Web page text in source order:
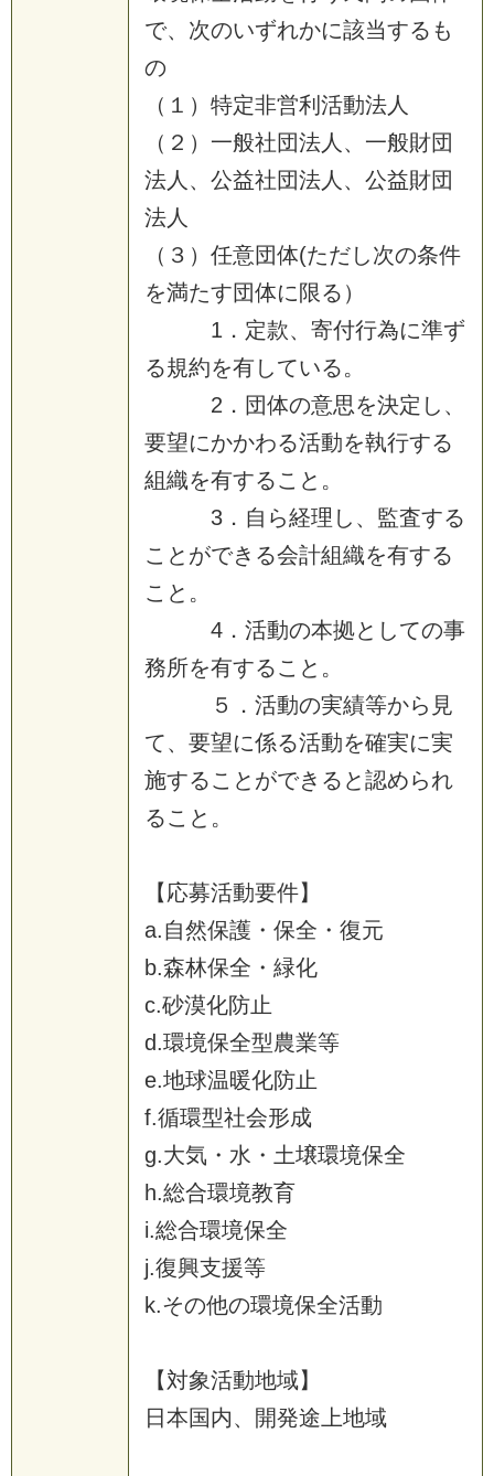
で、 次のいずれかに該当する も
の
（ １ ） 特定非営利 活動法人
（ ２ ） 一般社団法人 、 一般財団
法人 、 公益社団法人 、 公益財団
法人
（ ３ ） 任意団体(ただし次の条件
を満たす団体に限る ）
1 ． 定款、 寄付行為に準ず
る規約を有している。
2 ． 団体の意思を決定 し 、
要望にかかわる活動を執行する
組織を有するこ と 。
3 ． 自 ら経理 し 、 監査する
こ と ができ る会計組織を有する
こ と 。
4 ． 活動の本拠と しての事
務所を有するこ と 。
５
． 活動の実績等から 見
て、 要望に係る活動を確実に実
施するこ と ができ る と認められ
るこ と 。
【応募活動要件】
a.自然保護 ・ 保全 ・ 復元
b.森林保全 ・ 緑化
c.砂漠化防止
d.環境保全型農業等
e.地球温暖化防止
f.循環型社会形成
g.大気 ・ 水 ・ 土壌環境保全
h.総合環境教育
i.総合環境保全
j.復興支援等
k.その他の環境保全活動
【対象活動地域】
日 本国内、 開発途 上地域